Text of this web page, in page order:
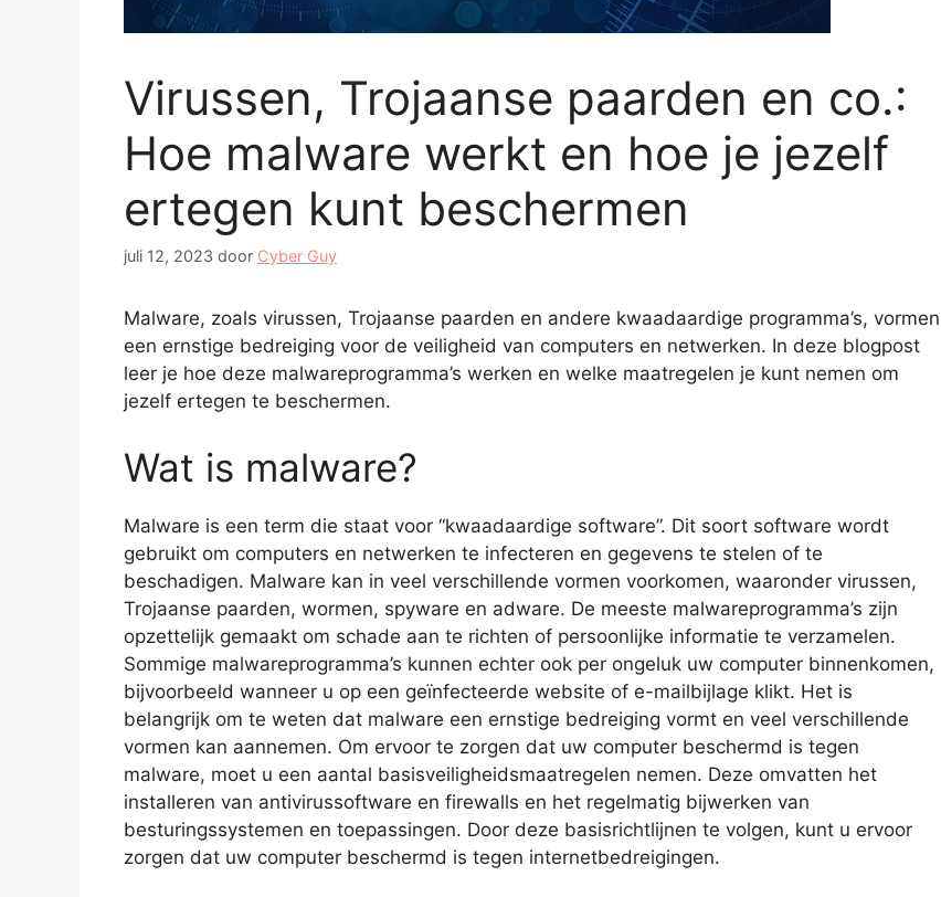
Virussen, Trojaanse paarden en co.:
Hoe malware werkt en hoe je jezelf
ertegen kunt beschermen
juli 12, 2023 door Cyber Guy
Malware, zoals virussen, Trojaanse paarden en andere kwaadaardige programma’s, vormen
een ernstige bedreiging voor de veiligheid van computers en netwerken. In deze blogpost
leer je hoe deze malwareprogramma’s werken en welke maatregelen je kunt nemen om
jezelf ertegen te beschermen.
Wat is malware?
Malware is een term die staat voor “kwaadaardige software”. Dit soort software wordt
gebruikt om computers en netwerken te infecteren en gegevens te stelen of te
beschadigen. Malware kan in veel verschillende vormen voorkomen, waaronder virussen,
Trojaanse paarden, wormen, spyware en adware. De meeste malwareprogramma’s zijn
opzettelijk gemaakt om schade aan te richten of persoonlijke informatie te verzamelen.
Sommige malwareprogramma’s kunnen echter ook per ongeluk uw computer binnenkomen,
bijvoorbeeld wanneer u op een geïnfecteerde website of e-mailbijlage klikt. Het is
belangrijk om te weten dat malware een ernstige bedreiging vormt en veel verschillende
vormen kan aannemen. Om ervoor te zorgen dat uw computer beschermd is tegen
malware, moet u een aantal basisveiligheidsmaatregelen nemen. Deze omvatten het
installeren van antivirussoftware en firewalls en het regelmatig bijwerken van
besturingssystemen en toepassingen. Door deze basisrichtlijnen te volgen, kunt u ervoor
zorgen dat uw computer beschermd is tegen internetbedreigingen.